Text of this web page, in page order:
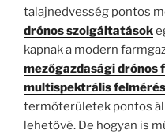
talajnedvesség pontos
drónos szolgáltatások
kapnak a modern
mezőgazdasági drónos
multispektrális felmérés
termőterületek pontos
lehetővé. De hogyan is